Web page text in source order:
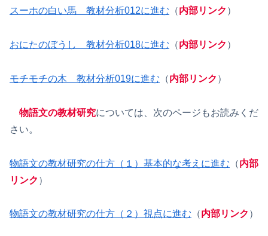
スーホの白い馬 教材分析012に進む （内部リンク ）
おにたのぼうし 教材分析018に進む （内部リンク ）
モチモチの木 教材分析019に進む （内部リンク ）
物語文の教材研究については、次のページもお読みくだ
さい。
物語文の教材研究の仕方（１）基本的な考えに進む （内部
リンク ）
物語文の教材研究の仕方（２）視点に進む （内部リンク ）